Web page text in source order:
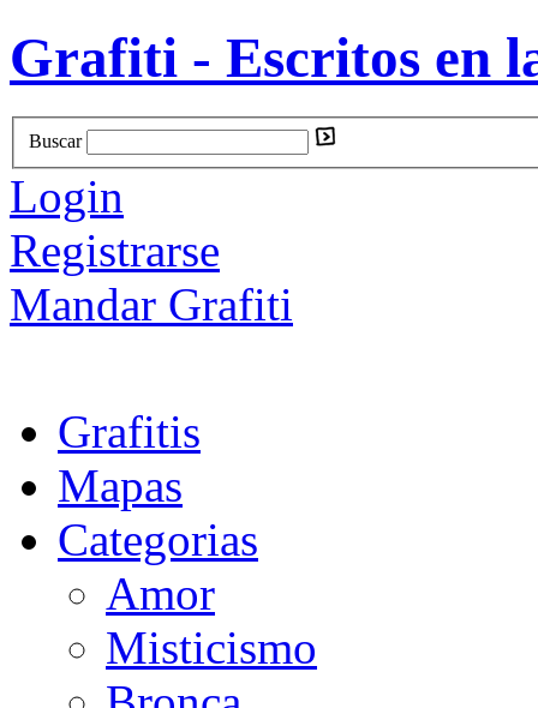
Grafiti - Escritos en
Buscar
Login
Registrarse
Mandar Grafiti
Grafitis
Mapas
Categorias
Amor
Misticismo